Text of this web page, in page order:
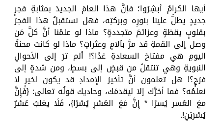
أيها الكرامُ أبشِرُوا؛ فإنَّ هذا العامَ الجديدَ بمثابةِ فجرٍ
جديدٍ يطلُّ علينا بنورِه وبركتِه، فهل نستقبلُ هذا الفجرَ
بقلوبٍ يقظةٍ وعزائمَ متجددةٍ؟ ماذا لو علمْنا أنَّ كلَّ مَن
وصل إلى القمةِ قد مرَّ بآلامٍ وعثراتٍ؟ ماذا لو كانت محنةُ
اليومِ هي مفتاحَ السعادةِ غدًا؟! ألم ترَ إلى الأحوالِ
النبويةِ وهي تنتقلُ من قبضٍ إلى بسطٍ، ومن شدةٍ إلى
فرَجٍ؟! هل تعلمون أنَّ تأخيرَ الإمدادِ قد يكون لخيرٍ لا
نعلمُه؟ فما أخرَّك إلا ليقدمَك، وحاديك قولُه تعالى: {فَإِنَّ
معَ العُسر يُسرًا * إِنَّ مَعَ العُسْرِ يُسْرًا}، فَلَا يغلبُ عُسْرٌ
يُسْرَيْنِ!.